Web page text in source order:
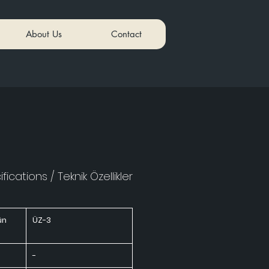
About Us Contact
/ Teknik Özellikler
ÜZ-3
-